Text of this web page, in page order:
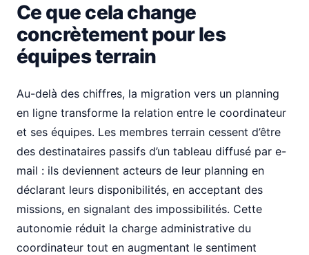
Ce que cela change
concrètement pour les
équipes terrain
Au-delà des chiffres, la migration vers un planning
en ligne transforme la relation entre le coordinateur
et ses équipes. Les membres terrain cessent d’être
des destinataires passifs d’un tableau diffusé par e-
mail : ils deviennent acteurs de leur planning en
déclarant leurs disponibilités, en acceptant des
missions, en signalant des impossibilités. Cette
autonomie réduit la charge administrative du
coordinateur tout en augmentant le sentiment